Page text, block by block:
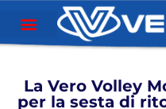
La Vero Volley
per la sesta di